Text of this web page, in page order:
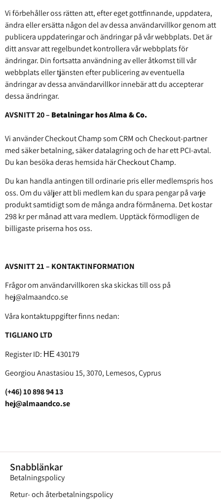
Vi förbehåller oss rätten att, efter eget gottfinnande, uppdatera,
ändra eller ersätta någon del av dessa användarvillkor genom att
publicera uppdateringar och ändringar på vår webbplats. Det är
ditt ansvar att regelbundet kontrollera vår webbplats för
ändringar. Din fortsatta användning av eller åtkomst till vår
webbplats eller tjänsten efter publicering av eventuella
ändringar av dessa användarvillkor innebär att du accepterar
dessa ändringar.
AVSNITT 20 – Betalningar hos Alma & Co.
Vi använder Checkout Champ som CRM och Checkout-partner
med säker betalning, säker datalagring och de har ett PCI-avtal.
Du kan besöka deras hemsida härCheckout Champ.
Du kan handla antingen till ordinarie pris eller medlemspris hos
oss. Om du väljer att bli medlem kan du spara pengar på varje
produkt samtidigt som de många andra förmånerna. Det kostar
298 kr per månad att vara medlem. Upptäck förmodligen de
billigaste priserna hos oss.
AVSNITT 21 – KONTAKTINFORMATION
Frågor om användarvillkoren ska skickas till oss på
hej@almaandco.se
Våra kontaktuppgifter finns nedan:
TIGLIANO LTD
Register ID: ΗΕ 430179
Georgiou Anastasiou 15, 3070, Lemesos, Cyprus
(+46) 10 898 94 13
hej@almaandco.se
Snabblänkar
Betalningspolicy
Retur- och återbetalningspolicy